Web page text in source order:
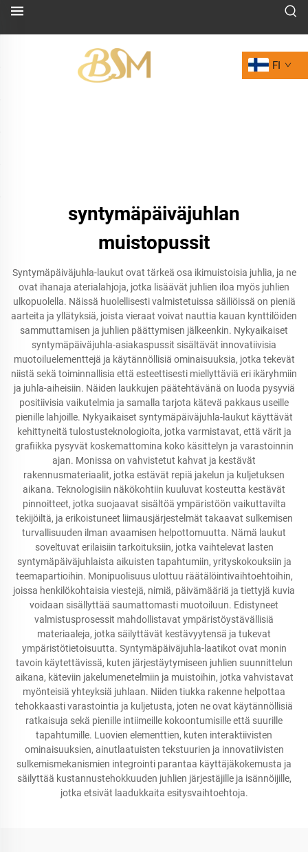
FI
syntymäpäiväjuhlan
muistopussit
Syntymäpäiväjuhla-laukut ovat tärkeä osa ikimuistoisia juhlia, ja ne
ovat ihanaja aterialahjoja, jotka lisäävät juhlien iloa myös juhlien
ulkopuolella. Näissä huolellisesti valmistetuissa säiliöissä on pieniä
aarteita ja yllätyksiä, joista vieraat voivat nauttia kauan kynttilöiden
sammuttamisen ja juhlien päättymisen jälkeenkin. Nykyaikaiset
syntymäpäiväjuhla-asiakaspussit sisältävät innovatiivisia
muotoiluelementtejä ja käytännöllisiä ominaisuuksia, jotka tekevät
niistä sekä toiminnallisia että esteettisesti miellyttäviä eri ikäryhmiin
ja juhla-aiheisiin. Näiden laukkujen päätehtävänä on luoda pysyviä
positiivisia vaikutelmia ja samalla tarjota kätevä pakkaus useille
pienille lahjoille. Nykyaikaiset syntymäpäiväjuhla-laukut käyttävät
kehittyneitä tulostusteknologioita, jotka varmistavat, että värit ja
grafiikka pysyvät koskemattomina koko käsittelyn ja varastoinnin
ajan. Monissa on vahvistetut kahvat ja kestävät
rakennusmateriaalit, jotka estävät repiä jakelun ja kuljetuksen
aikana. Teknologisiin näkökohtiin kuuluvat kosteutta kestävät
pinnoitteet, jotka suojaavat sisältöä ympäristöön vaikuttavilta
tekijöiltä, ja erikoistuneet liimausjärjestelmät takaavat sulkemisen
turvallisuuden ilman avaamisen helpottomuutta. Nämä laukut
soveltuvat erilaisiin tarkoituksiin, jotka vaihtelevat lasten
syntymäpäiväjuhlaista aikuisten tapahtumiin, yrityskokouksiin ja
teemapartioihin. Monipuolisuus ulottuu räätälöintivaihtoehtoihin,
joissa henkilökohtaisia viestejä, nimiä, päivämääriä ja tiettyjä kuvia
voidaan sisällyttää saumattomasti muotoiluun. Edistyneet
valmistusprosessit mahdollistavat ympäristöystävällisiä
materiaaleja, jotka säilyttävät kestävyytensä ja tukevat
ympäristötietoisuutta. Syntymäpäiväjuhla-laatikot ovat monin
tavoin käytettävissä, kuten järjestäytymiseen juhlien suunnittelun
aikana, käteviin jakelumenetelmiin ja muistoihin, jotka vahvistavat
myönteisiä yhteyksiä juhlaan. Niiden tiukka rakenne helpottaa
tehokkaasti varastointia ja kuljetusta, joten ne ovat käytännöllisiä
ratkaisuja sekä pienille intiimeille kokoontumisille että suurille
tapahtumille. Luovien elementtien, kuten interaktiivisten
ominaisuuksien, ainutlaatuisten tekstuurien ja innovatiivisten
sulkemismekanismien integrointi parantaa käyttäjäkokemusta ja
säilyttää kustannustehokkuuden juhlien järjestäjille ja isännöijille,
jotka etsivät laadukkaita esitysvaihtoehtoja.